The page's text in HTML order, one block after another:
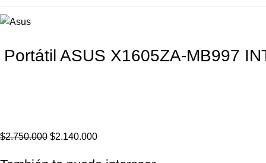
Portátil ASUS X1605ZA-MB997
$2.750.000 $2.140.000